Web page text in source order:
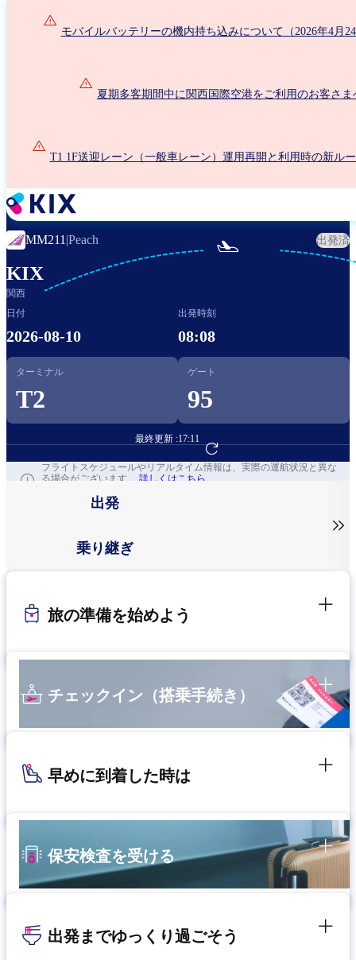
モバイルバッテリーの機内持ち込みについて（2026年4月
夏期多客期間中に関西国際空港をご利用のお客さま
T1 1F送迎レーン（一般車レーン）運用再開と利用時の新ル
MM211 |Peach 出発済
KIX
関西

日付
2026-08-10
出発時刻
08:08
ターミナル
T2
ゲート
95
最終更新 :17:11
フライト予約へ
フライトスケジュールやリアルタイム情報は、実際の運航状況と異な
る場合がございます。 詳しくはこちら
出発
乗り継ぎ

旅の準備を始めよう
チェックイン（搭乗手続き）
早めに到着した時は
保安検査を受ける
出発までゆっくり過ごそう